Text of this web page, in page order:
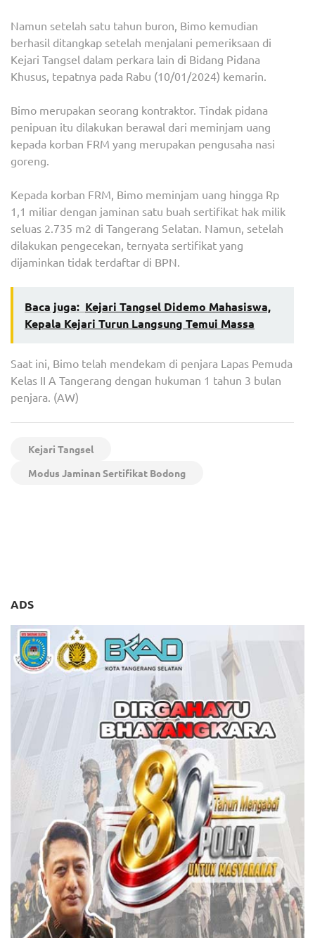
Namun setelah satu tahun buron, Bimo kemudian
berhasil ditangkap setelah menjalani pemeriksaan di
Kejari Tangsel dalam perkara lain di Bidang Pidana
Khusus, tepatnya pada Rabu (10/01/2024) kemarin.
Bimo merupakan seorang kontraktor. Tindak pidana
penipuan itu dilakukan berawal dari meminjam uang
kepada korban FRM yang merupakan pengusaha nasi
goreng.
Kepada korban FRM, Bimo meminjam uang hingga Rp
1,1 miliar dengan jaminan satu buah sertifikat hak milik
seluas 2.735 m2 di Tangerang Selatan. Namun, setelah
dilakukan pengecekan, ternyata sertifikat yang
dijaminkan tidak terdaftar di BPN.
Baca juga: Kejari Tangsel Didemo Mahasiswa,
Kepala Kejari Turun Langsung Temui Massa
Saat ini, Bimo telah mendekam di penjara Lapas Pemuda
Kelas II A Tangerang dengan hukuman 1 tahun 3 bulan
penjara. (AW)
Kejari Tangsel
Modus Jaminan Sertifikat Bodong
ADS